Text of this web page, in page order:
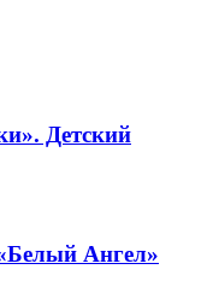
Детский
Ангел»